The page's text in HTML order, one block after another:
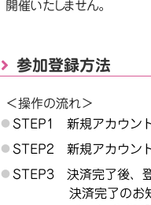
開催いたしません。
参加登録方法
＜操作の流れ＞
STEP1 新規アカウン
STEP2 新規アカウン
STEP3 決済完了後、
決済完了の